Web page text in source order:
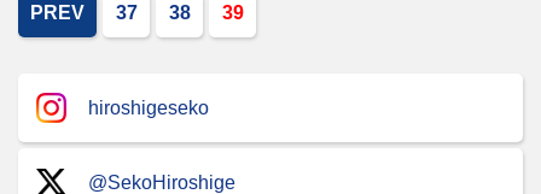
PREV 37 38 39
hiroshigeseko
@SekoHiroshige